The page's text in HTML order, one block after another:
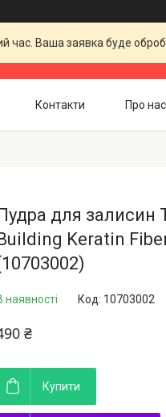
час. Ваша заявка буде
Контакти Про нас
для залисин
Keratin
наявності Код: 10703002
₴
Купити